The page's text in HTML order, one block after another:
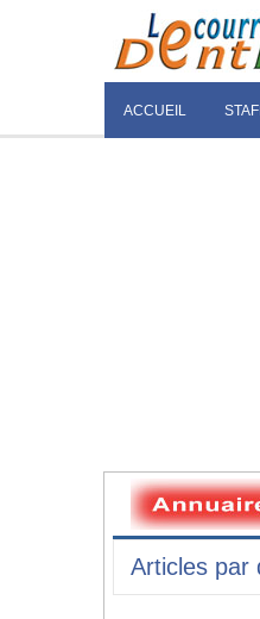
ACCUEIL
Articles par